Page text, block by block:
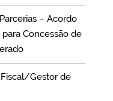
– Acordo
Concessão de
Gestor de